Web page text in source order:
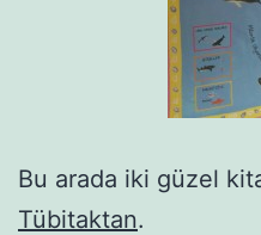
Bu arada iki güzel
Tübitaktan.